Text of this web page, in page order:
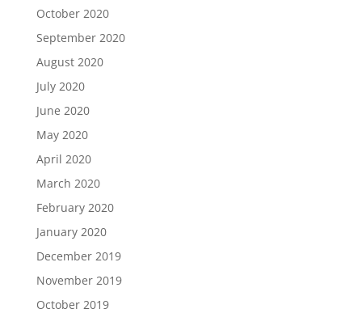
October 2020
September 2020
August 2020
July 2020
June 2020
May 2020
April 2020
March 2020
February 2020
January 2020
December 2019
November 2019
October 2019